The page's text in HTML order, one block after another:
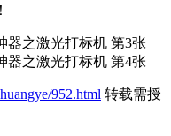
952.html 转载需授